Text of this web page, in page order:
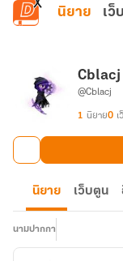
ข้ามไปยังเนื้อหาหลัก
นิยาย เว็
Cblacj
@Cblacj
1 นิยาย0
นิยาย เว็บตูน
นามปากกา